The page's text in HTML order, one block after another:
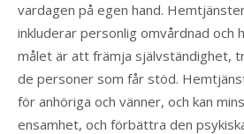
vardagen på egen hand.
inkluderar personlig omvårdnad och
målet är att främja självständighet,
de personer som får stöd.
för anhöriga och vänner, och kan
ensamhet, och förbättra den